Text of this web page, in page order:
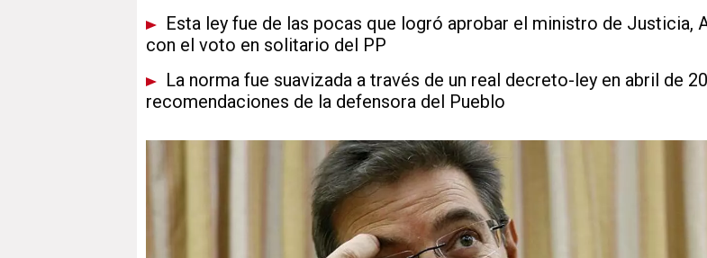
Esta ley fue de las pocas que logró aprobar el ministro de Justicia,
con el voto en solitario del PP
La norma fue suavizada a través de un real decreto-ley en abril de
recomendaciones de la defensora del Pueblo